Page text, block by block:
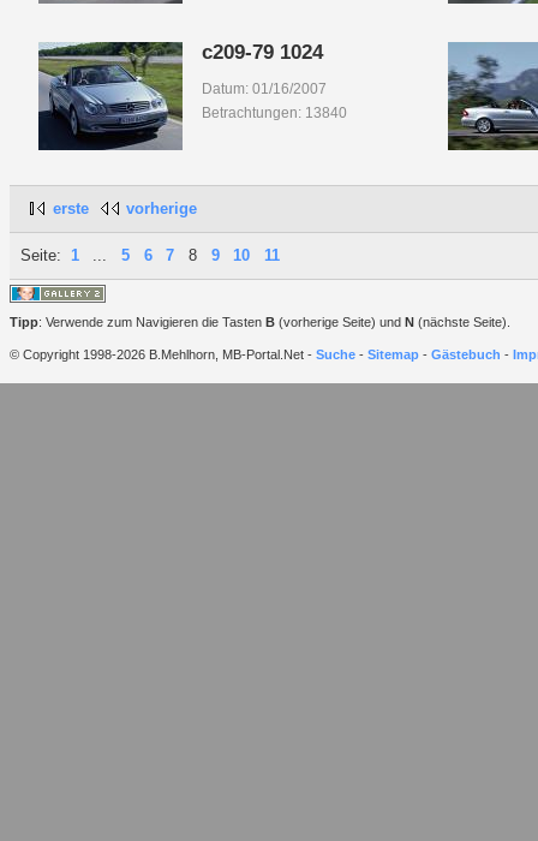
c209-79 1024
Datum: 01/16/2007
Betrachtungen: 13840
erste vorherige
Seite: 1 ... 5 6 7 8 9 10 11
Tipp: Verwende zum Navigieren die Tasten B (vorherige Seite) und N (nächste Seite).
© Copyright 1998-2026 B.Mehlhorn, MB-Portal.Net - Suche - Sitemap - Gästebuch -